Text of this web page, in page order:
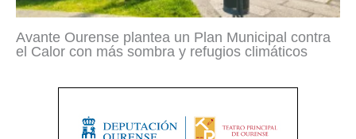
Avante Ourense plantea un Plan Municipal contra
el Calor con más sombra y refugios climáticos